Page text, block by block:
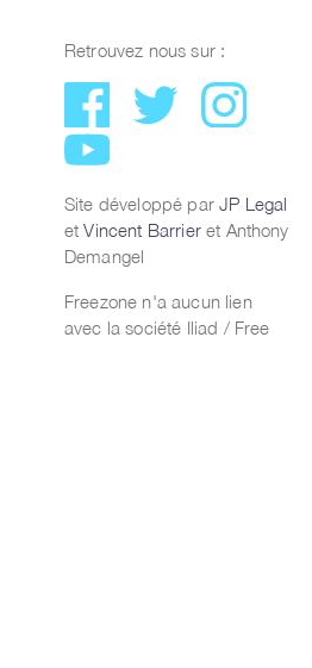
Retrouvez nous sur :
Site développé parJP Legal
etVincent Barrieret Anthony
Demangel
Freezone n'a aucun lien
avec la société Iliad / Free